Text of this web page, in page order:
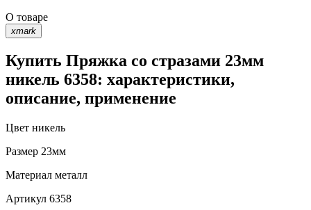
О товаре
xmark
Купить Пряжка со стразами 23мм
никель 6358: характеристики,
описание, применение
Цвет никель
Размер 23мм
Материал металл
Артикул 6358